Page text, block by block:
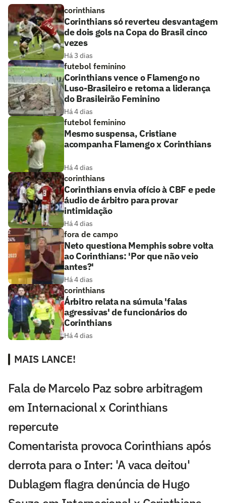
corinthians
Corinthians só reverteu desvantagem
de dois gols na Copa do Brasil cinco
vezes
Há 3 dias
futebol feminino
Corinthians vence o Flamengo no
Luso-Brasileiro e retoma a liderança
do Brasileirão Feminino
Há 4 dias
futebol feminino
Mesmo suspensa, Cristiane
acompanha Flamengo x Corinthians
Há 4 dias
corinthians
Corinthians envia ofício à CBF e pede
áudio de árbitro para provar
intimidação
Há 4 dias
fora de campo
Neto questiona Memphis sobre volta
ao Corinthians: 'Por que não veio
antes?'
Há 4 dias
corinthians
Árbitro relata na súmula 'falas
agressivas' de funcionários do
Corinthians
Há 4 dias
MAIS LANCE!
Fala de Marcelo Paz sobre arbitragem
em Internacional x Corinthians
repercute
Comentarista provoca Corinthians após
derrota para o Inter: 'A vaca deitou'
Dublagem flagra denúncia de Hugo